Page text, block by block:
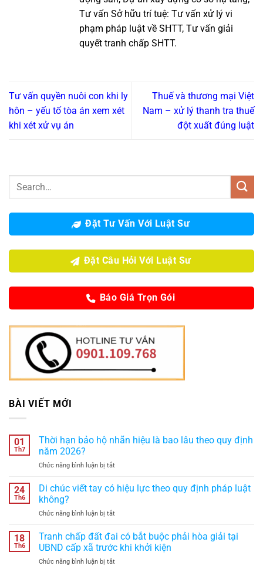
Tư vấn Sở hữu trí tuệ: Tư vấn xử lý vi
phạm pháp luật về SHTT, Tư vấn giải
quyết tranh chấp SHTT.
Tư vấn quyền nuôi con khi ly
hôn – yếu tố tòa án xem xét
khi xét xử vụ án
Thuế và thương mại Việt
Nam – xử lý thanh tra thuế
đột xuất đúng luật
Đặt Tư Vấn Với Luật Sư
Đặt Câu Hỏi Với Luật Sư
Báo Giá Trọn Gói
BÀI VIẾT MỚI
01
Th7
Thời hạn bảo hộ nhãn hiệu là bao lâu theo quy định
năm 2026?
Chức năng bình luận bị tắtở
hạn
nhãn
là
bao
theo
24
Th6
Di chúc viết tay có hiệu lực theo quy định pháp luật
không?
Chức năng bình luận bị tắtở
chúc
viết
tay
có
18
Th6
Tranh chấp đất đai có bắt buộc phải hòa giải tại
UBND cấp xã trước khi khởi kiện
Chức năng bình luận bị tắtở